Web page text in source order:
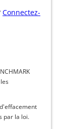
Connectez-
par la loi.